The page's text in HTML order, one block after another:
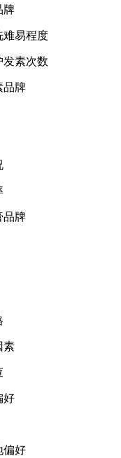
牌
难易程度
发素次数
品牌
品牌
素
好
偏好